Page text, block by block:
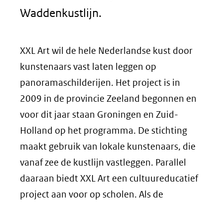
Waddenkustlijn.
XXL Art wil de hele Nederlandse kust door
kunstenaars vast laten leggen op
panoramaschilderijen. Het project is in
2009 in de provincie Zeeland begonnen en
voor dit jaar staan Groningen en Zuid-
Holland op het programma. De stichting
maakt gebruik van lokale kunstenaars, die
vanaf zee de kustlijn vastleggen. Parallel
daaraan biedt XXL Art een cultuureducatief
project aan voor op scholen. Als de